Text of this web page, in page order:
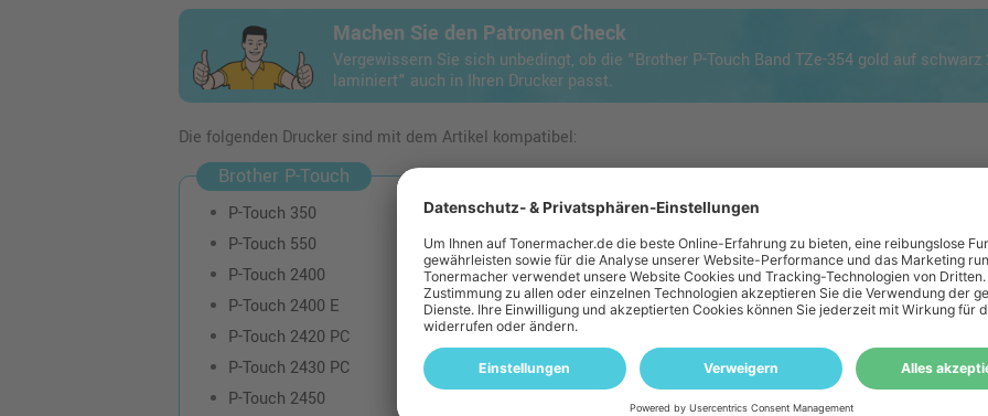
Machen Sie den Patronen Check
Vergewissern Sie sich unbedingt, ob die "Brother P-Touch Band TZe-354 gold auf
laminiert" auch in Ihren Drucker passt.
Die folgenden Drucker sind mit dem Artikel kompatibel:
Brother P-Touch
P-Touch 350
P-Touch 550
P-Touch 2400
P-Touch 2400 E
P-Touch 2420 PC
P-Touch 2430 PC
P-Touch 2450
P-Touch 9200 DX
P-Touch 9200 PC
P-Touch 9400
P-Touch 9500 PC
P-Touch 9700 PC
P-Touch 9800 PCN